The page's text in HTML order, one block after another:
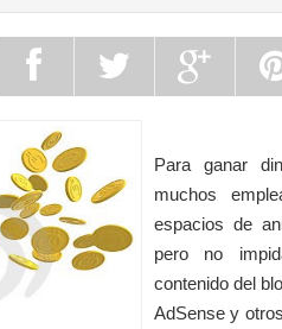
Para ganar
muchos
espacios de
pero no
contenido del
AdSense y